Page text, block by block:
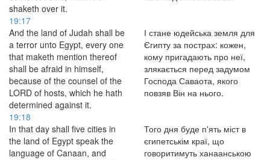
shaketh over it.
19:17
And the land of Judah shall be
a terror unto Egypt, every one
that maketh mention thereof
shall be afraid in himself,
because of the counsel of the
LORD of hosts, which he hath
determined against it.
І стане юдейська земля для
Єгипту за пострах: кожен,
кому пригадають про неї,
злякається перед задумом
Господа Саваота, якого
повзяв Він на нього.
19:18
In that day shall five cities in
the land of Egypt speak the
language of Canaan, and
Того дня буде п'ять міст в
єгипетськім краї, що
говоритимуть ханаанською